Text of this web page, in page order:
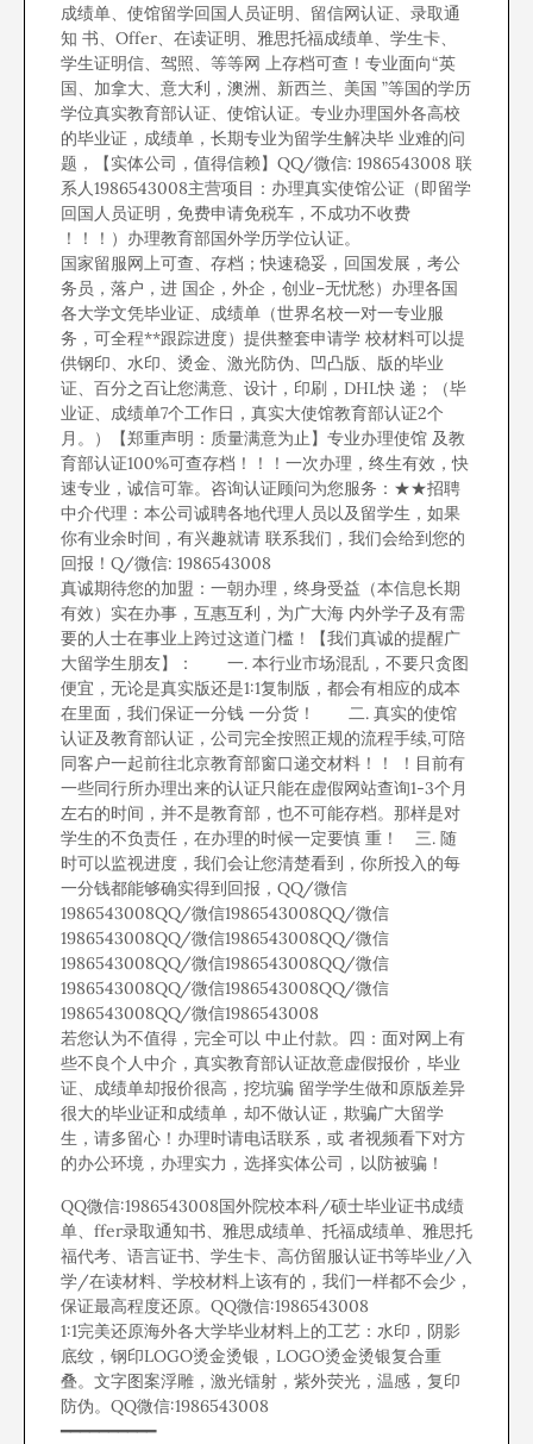
成绩单、使馆留学回国人员证明、留信网认证、录取通
知 书、Offer、在读证明、雅思托福成绩单、学生卡、
学生证明信、驾照、等等网 上存档可查！专业面向“英
国、加拿大、意大利，澳洲、新西兰、美国 ”等国的学历
学位真实教育部认证、使馆认证。专业办理国外各高校
的毕业证，成绩单，长期专业为留学生解决毕 业难的问
题，【实体公司，值得信赖】QQ/微信: 1986543008 联
系人1986543008主营项目：办理真实使馆公证（即留学
回国人员证明，免费申请免税车，不成功不收费
！！！）办理教育部国外学历学位认证。
国家留服网上可查、存档；快速稳妥，回国发展，考公
务员，落户，进 国企，外企，创业–无忧愁）办理各国
各大学文凭毕业证、成绩单（世界名校一对一专业服
务，可全程**跟踪进度）提供整套申请学 校材料可以提
供钢印、水印、烫金、激光防伪、凹凸版、版的毕业
证、百分之百让您满意、设计，印刷，DHL快 递；（毕
业证、成绩单7个工作日，真实大使馆教育部认证2个
月。）【郑重声明：质量满意为止】专业办理使馆 及教
育部认证100%可查存档！！！一次办理，终生有效，快
速专业，诚信可靠。咨询认证顾问为您服务：★★招聘
中介代理：本公司诚聘各地代理人员以及留学生，如果
你有业余时间，有兴趣就请 联系我们，我们会给到您的
回报！Q/微信: 1986543008
真诚期待您的加盟：一朝办理，终身受益（本信息长期
有效）实在办事，互惠互利，为广大海 内外学子及有需
要的人士在事业上跨过这道门槛！【我们真诚的提醒广
大留学生朋友】： 一. 本行业市场混乱，不要只贪图
便宜，无论是真实版还是1:1复制版，都会有相应的成本
在里面，我们保证一分钱 一分货！ 二. 真实的使馆
认证及教育部认证，公司完全按照正规的流程手续,可陪
同客户一起前往北京教育部窗口递交材料！！ ！目前有
一些同行所办理出来的认证只能在虚假网站查询1-3个月
左右的时间，并不是教育部，也不可能存档。那样是对
学生的不负责任，在办理的时候一定要慎 重！ 三. 随
时可以监视进度，我们会让您清楚看到，你所投入的每
一分钱都能够确实得到回报，QQ/微信
1986543008QQ/微信1986543008QQ/微信
1986543008QQ/微信1986543008QQ/微信
1986543008QQ/微信1986543008QQ/微信
1986543008QQ/微信1986543008QQ/微信
1986543008QQ/微信1986543008
若您认为不值得，完全可以 中止付款。四：面对网上有
些不良个人中介，真实教育部认证故意虚假报价，毕业
证、成绩单却报价很高，挖坑骗 留学学生做和原版差异
很大的毕业证和成绩单，却不做认证，欺骗广大留学
生，请多留心！办理时请电话联系，或 者视频看下对方
的办公环境，办理实力，选择实体公司，以防被骗！
QQ微信:1986543008国外院校本科/硕士毕业证书成绩
单、ffer录取通知书、雅思成绩单、托福成绩单、雅思托
福代考、语言证书、学生卡、高仿留服认证书等毕业/入
学/在读材料、学校材料上该有的，我们一样都不会少，
保证最高程度还原。QQ微信:1986543008
1:1完美还原海外各大学毕业材料上的工艺：水印，阴影
底纹，钢印LOGO烫金烫银，LOGO烫金烫银复合重
叠。文字图案浮雕，激光镭射，紫外荧光，温感，复印
防伪。QQ微信:1986543008
━━━━━━━━━━